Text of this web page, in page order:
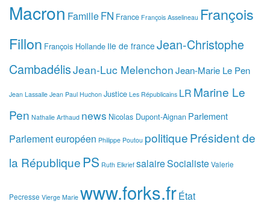
Macron FamilleFN France François Asselineau François
Fillon François Hollande Ile de france Jean-Christophe
CambadélisJean-Luc MelenchonJean-Marie Le Pen
Jean Lassalle Jean Paul Huchon Justice Les Républicains LR Marine Le
Pen Nathalie Arthaud news Nicolas Dupont-Aignan Parlement
Parlement européen Philippe Poutou politiquePrésident de
la République PS Ruth Elkrief salaireSocialisteValerie
Pecresse Vierge Marie www.forks.frÉtat